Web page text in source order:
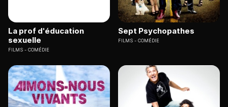
La prof d'éducation
sexuelle
FILMS COMÉDIE
Sept Psychopathes
FILMS COMÉDIE